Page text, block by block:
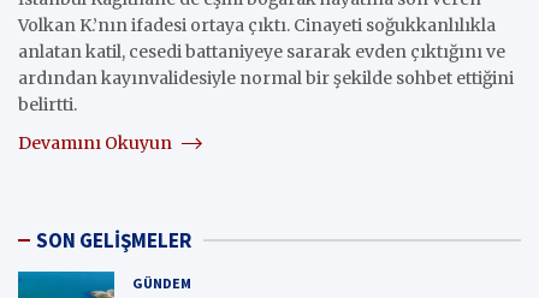
Volkan K.’nın ifadesi ortaya çıktı. Cinayeti soğukkanlılıkla
anlatan katil, cesedi battaniyeye sararak evden çıktığını ve
ardından kayınvalidesiyle normal bir şekilde sohbet ettiğini
belirtti.
Devamını Okuyun
SON GELİŞMELER
GÜNDEM